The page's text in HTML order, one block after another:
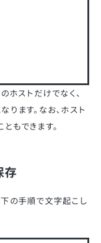
ホストだけでなく、
ます。なお、ホスト
もできます。
存
の手順で文字起こし